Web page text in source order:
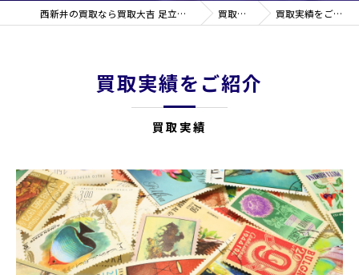
西新井の買取なら買取大吉 足立西新井店 買取実績 買取実績をご紹介
買取実績
買取実績をご紹介